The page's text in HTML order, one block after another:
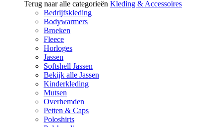
Terug naar alle categorieën Kleding & Accessoires
Bedrijfskleding
Bodywarmers
Broeken
Fleece
Horloges
Jassen
Softshell Jassen
Bekijk alle Jassen
Kinderkleding
Mutsen
Overhemden
Petten & Caps
Poloshirts